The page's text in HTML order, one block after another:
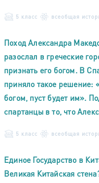
5 класс всеобщая
Поход Александра
разослал в греческие
признать его богом. В
приняло такое решение:
богом, пуст будет им».
спартанцы в то, что
5 класс всеобщая
Единое Государство в
Великая Китайская